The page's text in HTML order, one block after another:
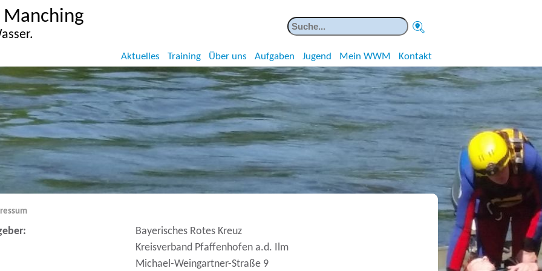
Aktuelles Training Über uns Aufgaben Jugend Mein WWM Kontakt
auf der Internetseite der Wasserwacht Manching.Bayerisches Rotes Kreuz
Kreisverband Pfaffenhofen a.d. Ilm
Michael-Weingartner-Straße 9